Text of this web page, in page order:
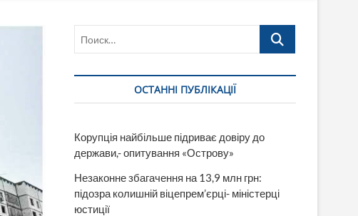
Поиск…
ОСТАННІ ПУБЛІКАЦІЇ
Корупція найбільше підриває довіру до
держави,- опитування «Острову»
Незаконне збагачення на 13,9 млн грн:
підозра колишній віцепрем’єрці- міністерці
юстиції